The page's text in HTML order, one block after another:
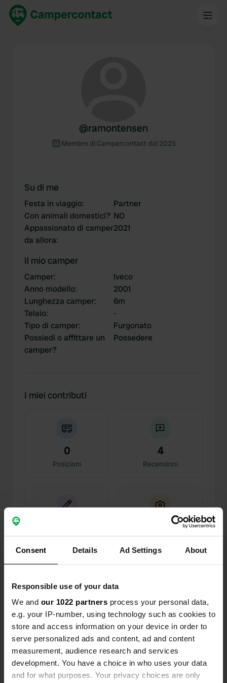
Consent Details Ad Settings About
Responsible use of your data
We and our 1022 partners process your personal data,
e.g. your IP-number, using technology such as cookies to
store and access information on your device in order to
serve personalized ads and content, ad and content
measurement, audience research and services
development. You have a choice in who uses your data
and for what purposes. Your privacy choices are only
@ramontensen
Membro di Campercontact dal 2025
Su di me
Festa in viaggio:
Partner
Con animali domestici? NO
Appassionato di camper
da allora:
2021
Il mio camper
Camper:
Iveco
Anno modello:
2001
Lunghezza camper:
6m
Telaio:
-
Tipo di camper:
Furgonato
Possiedi o affittare un
camper?
Possedere
I miei contributi
0
Posizioni
4
Recensioni
Tutto Posizioni Foto Recensioni
Ho recensito una posizione —più di 4 anni fa
Sitecode:99406
Non è una seconda volta per noi, il rapporto
qualità prezzo non è buono, 16 euro a notte. punto
grigio, troppo pochi servizi igienici per fornire